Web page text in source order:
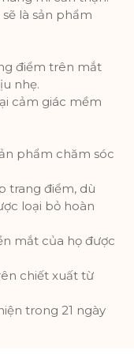
là sản phẩm
điểm trên mắt
nhẹ.
cảm giác mềm
phẩm chăm sóc
trang điểm, dù
loại bỏ hoàn
mắt của họ được
chiết xuất từ
trong 21 ngày
nhóm
nghiệm
thể
thu
tin
kê sử
dạng